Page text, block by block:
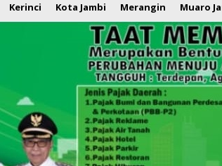
Kerinci Kota Jambi Merangin Muaro